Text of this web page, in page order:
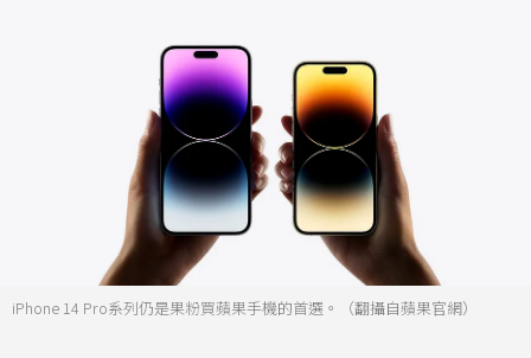
iPhone 14 Pro系列仍是果粉買蘋果手機的首選。（翻攝自蘋果官網）